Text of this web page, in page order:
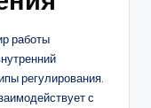
работы
регулирования.
с